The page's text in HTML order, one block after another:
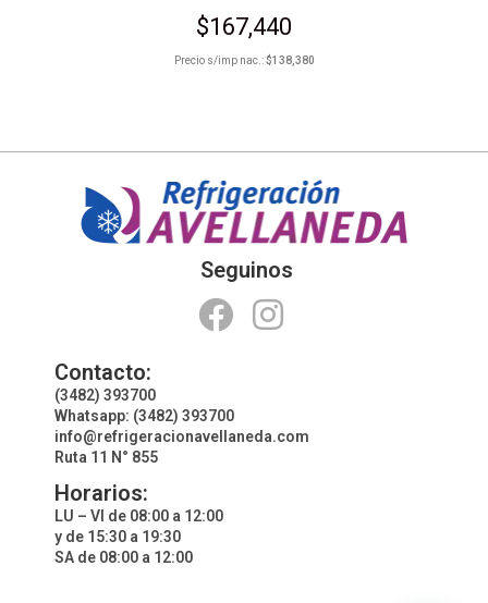
$167,440
Precio s/imp nac.:$138,380
Seguinos
Contacto:
(3482) 393700
Whatsapp: (3482) 393700
info@refrigeracionavellaneda.com
Ruta 11 N° 855
Horarios:
LU – VI de 08:00 a 12:00
y de 15:30 a 19:30
SA de 08:00 a 12:00